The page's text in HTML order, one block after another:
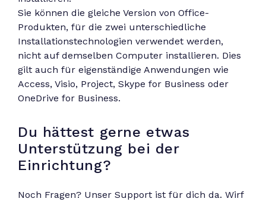
Sie können die gleiche Version von Office-
Produkten, für die zwei unterschiedliche
Installationstechnologien verwendet werden,
nicht auf demselben Computer installieren. Dies
gilt auch für eigenständige Anwendungen wie
Access, Visio, Project, Skype for Business oder
OneDrive for Business.
Du hättest gerne etwas
Unterstützung bei der
Einrichtung?
Noch Fragen? Unser Support ist für dich da. Wirf